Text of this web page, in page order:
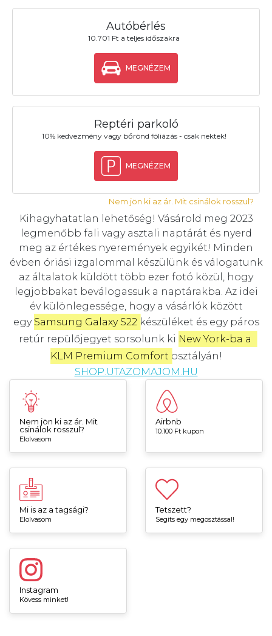
Autóbérlés
10.701 Ft a teljes időszakra
MEGNÉZEM
Reptéri parkoló
10% kedvezmény vagy bőrönd fóliázás - csak nektek!
MEGNÉZEM
Nem jön ki az ár. Mit csinálok rosszul?
Kihagyhatatlan lehetőség! Vásárold meg 2023
legmenőbb fali vagy asztali naptárát és nyerd
meg az értékes nyeremények egyikét! Minden
évben óriási izgalommal készülünk és válogatunk
az általatok küldött több ezer fotó közül, hogy
legjobbakat beválogassuk a naptárakba. Az idei
év különlegessége, hogy a vásárlók között
egy Samsung Galaxy S22készüléket és egy páros
retúr repülőjegyet sorsolunk ki New York-ba a
KLM Premium Comfort osztályán!
SHOP.UTAZOMAJOM.HU
Nem jön ki az ár. Mit
csinálok rosszul?
Elolvasom
Airbnb
10.100 Ft kupon
Mi is az a tagsági?
Elolvasom
Tetszett?
Segíts egy megosztással!
Instagram
Kövess minket!